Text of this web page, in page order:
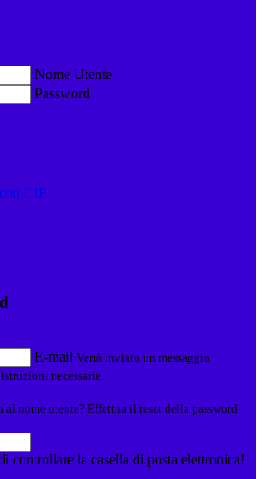
Nome Utente
Password
CIE
E-mail Verrà inviato un messaggio
necessarie.
al nome utente? Effettua il reset della password
controllare la casella di posta elettronica!